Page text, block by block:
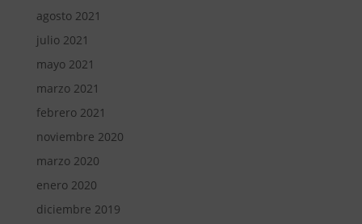
agosto 2021
julio 2021
mayo 2021
marzo 2021
febrero 2021
noviembre 2020
marzo 2020
enero 2020
diciembre 2019